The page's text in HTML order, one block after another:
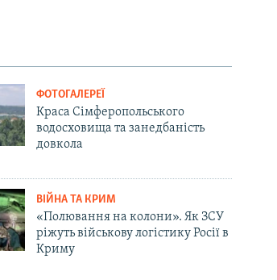
ФОТОГАЛЕРЕЇ
Краса Сімферопольського
водосховища та занедбаність
довкола
ВІЙНА ТА КРИМ
«Полювання на колони». Як ЗСУ
ріжуть військову логістику Росії в
Криму